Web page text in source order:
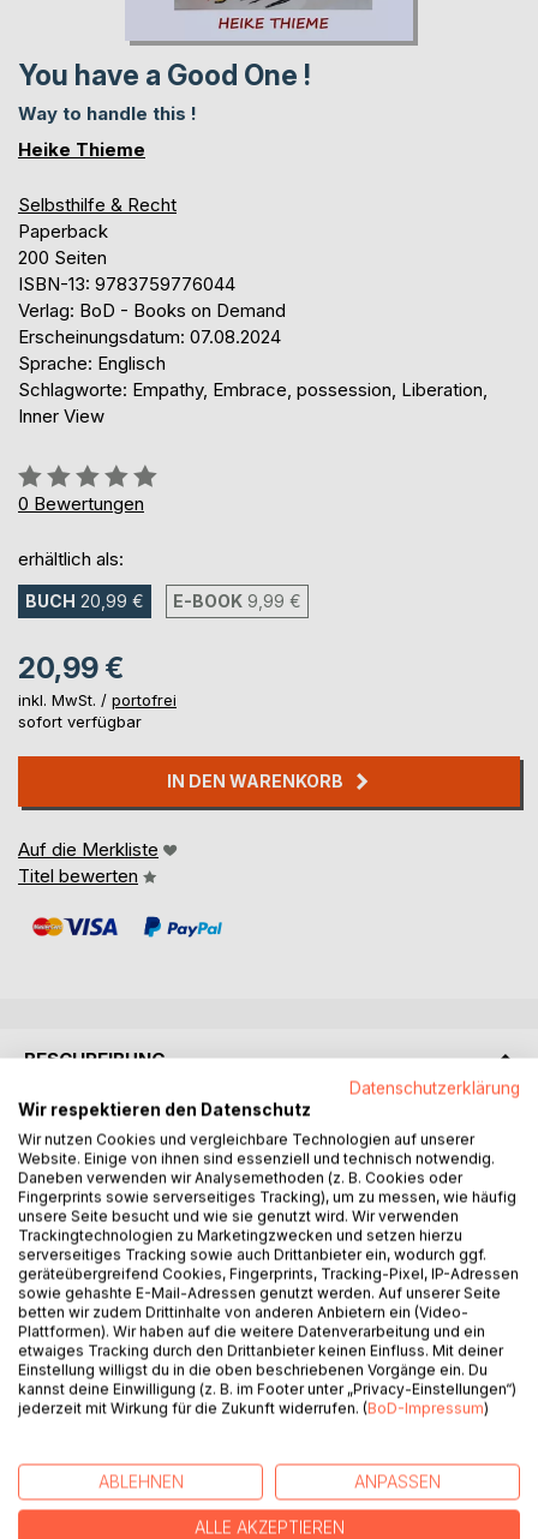
You have a Good One !
Way to handle this !
Heike Thieme
Selbsthilfe & Recht
Paperback
200 Seiten
ISBN-13: 9783759776044
Verlag: BoD - Books on Demand
Erscheinungsdatum: 07.08.2024
Sprache: Englisch
Schlagworte: Empathy, Embrace, possession, Liberation,
Inner View
Bewertung::
0%
0 Bewertungen
erhältlich als:
BUCH 20,99 € E-BOOK 9,99 €
20,99 €
inkl. MwSt. / portofrei
sofort verfügbar
IN DEN WARENKORB
Auf die Merkliste
Titel bewerten
BESCHREIBUNG
Letting go is a test.
Longing makes all things bloom,
possessions drag all things into the dust.
With my view of nothing,
they will also have to see that it is unimportant
and they embraced my silence,
that nothing is real.
We can turn things around,
It is not just about possessions.
Let us change our inner view.
Datenschutzerklärung
Wir respektieren den Datenschutz
Wir nutzen Cookies und vergleichbare Technologien auf unserer
Website. Einige von ihnen sind essenziell und technisch notwendig.
Daneben verwenden wir Analysemethoden (z. B. Cookies oder
Fingerprints sowie serverseitiges Tracking), um zu messen, wie häufig
unsere Seite besucht und wie sie genutzt wird. Wir verwenden
Trackingtechnologien zu Marketingzwecken und setzen hierzu
serverseitiges Tracking sowie auch Drittanbieter ein, wodurch ggf.
geräteübergreifend Cookies, Fingerprints, Tracking-Pixel, IP-Adressen
sowie gehashte E-Mail-Adressen genutzt werden. Auf unserer Seite
betten wir zudem Drittinhalte von anderen Anbietern ein (Video-
Plattformen). Wir haben auf die weitere Datenverarbeitung und ein
etwaiges Tracking durch den Drittanbieter keinen Einfluss. Mit deiner
Einstellung willigst du in die oben beschriebenen Vorgänge ein. Du
kannst deine Einwilligung (z. B. im Footer unter „Privacy-Einstellungen“)
jederzeit mit Wirkung für die Zukunft widerrufen. (BoD-Impressum)
ABLEHNEN ANPASSEN
ALLE AKZEPTIEREN